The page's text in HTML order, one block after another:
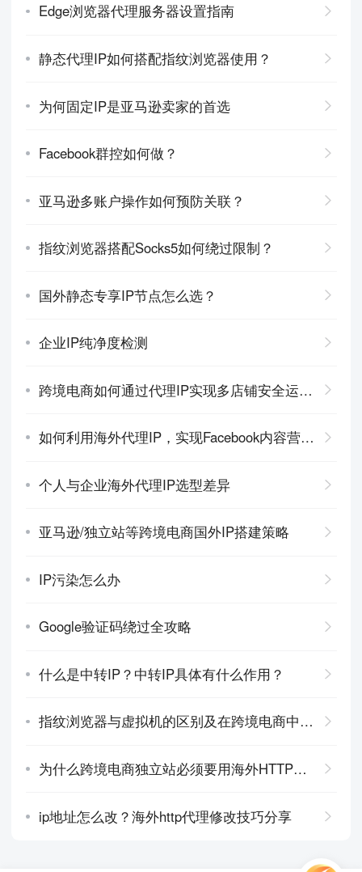
Edge浏览器代理服务器设置指南
静态代理IP如何搭配指纹浏览器使用？
为何固定IP是亚马逊卖家的首选
Facebook群控如何做？
亚马逊多账户操作如何预防关联？
指纹浏览器搭配Socks5如何绕过限制？
国外静态专享IP节点怎么选？
企业IP纯净度检测
跨境电商如何通过代理IP实现多店铺安全运营？
如何利用海外代理IP，实现Facebook内容营销自动化
个人与企业海外代理IP选型差异
亚马逊/独立站等跨境电商国外IP搭建策略
IP污染怎么办
Google验证码绕过全攻略
什么是中转IP？中转IP具体有什么作用？
指纹浏览器与虚拟机的区别及在跨境电商中的应用
为什么跨境电商独立站必须要用海外HTTP代理？有什么帮助？
ip地址怎么改？海外http代理修改技巧分享